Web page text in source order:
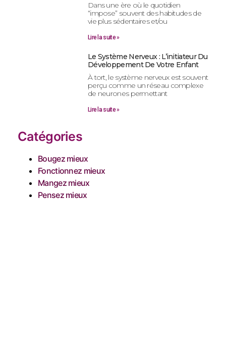
Dans une ère où le quotidien
“impose” souvent des habitudes de
vie plus sédentaires et/ou
Lire la suite »
Le Système Nerveux : L’initiateur Du
Développement De Votre Enfant
À tort, le système nerveux est souvent
perçu comme un réseau complexe
de neurones permettant
Lire la suite »
Catégories
Bougez mieux
Fonctionnez mieux
Mangez mieux
Pensez mieux